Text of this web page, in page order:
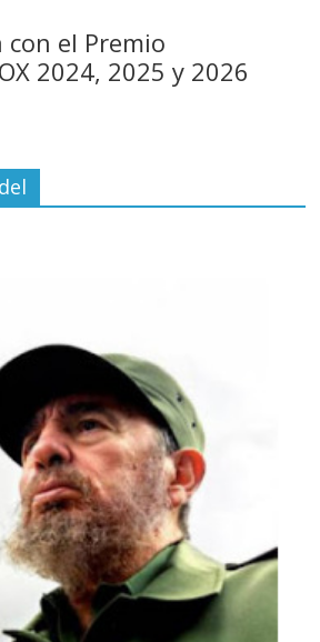
el Premio
2024, 2025 y 2026